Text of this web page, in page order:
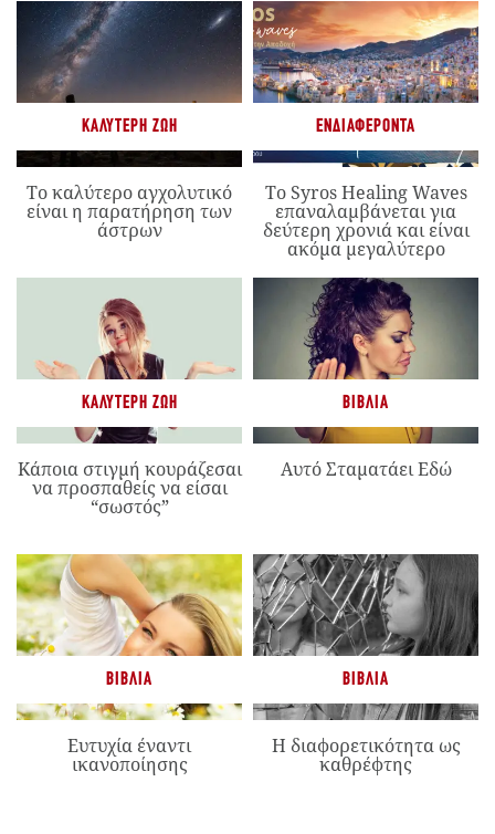
ΚΑΛΎΤΕΡΗ ΖΩΉ
Το καλύτερο αγχολυτικό
είναι η παρατήρηση των
άστρων
ΕΝΔΙΑΦΈΡΟΝΤΑ
Το Syros Healing Waves
επαναλαμβάνεται για
δεύτερη χρονιά και είναι
ακόμα μεγαλύτερο
ΚΑΛΎΤΕΡΗ ΖΩΉ
Κάποια στιγμή κουράζεσαι
να προσπαθείς να είσαι
“σωστός”
ΒΙΒΛΊΑ
Αυτό Σταματάει Εδώ
ΒΙΒΛΊΑ
Ευτυχία έναντι
ικανοποίησης
ΒΙΒΛΊΑ
Η διαφορετικότητα ως
καθρέφτης